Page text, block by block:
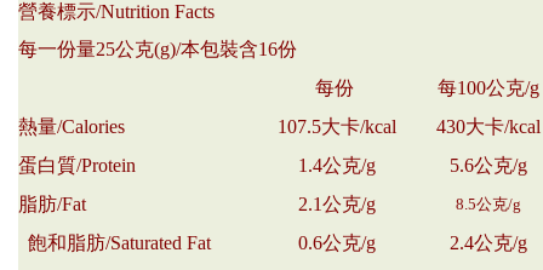
營養標示/Nutrition Facts
每一份量25公克(g)/本包裝含16份
每份
每100公克/g
熱量/Calories
107.5大卡/kcal
430大卡/kcal
蛋白質/Protein
1.4公克/g
5.6公克/g
脂肪/Fat
2.1公克/g 8.5公克/g
飽和脂肪/Saturated Fat 0.6公克/g
2.4公克/g